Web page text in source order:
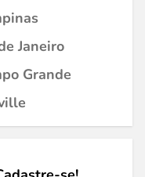
Janeiro
Grande